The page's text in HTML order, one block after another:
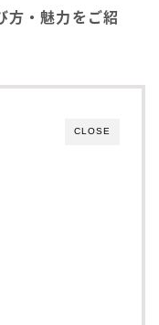
方・魅力をご紹
CLOSE